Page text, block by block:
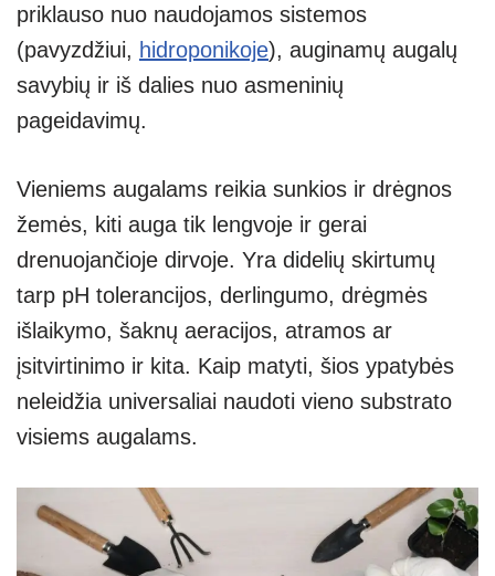
priklauso nuo naudojamos sistemos
(pavyzdžiui, hidroponikoje), auginamų augalų
savybių ir iš dalies nuo asmeninių
pageidavimų.
Vieniems augalams reikia sunkios ir drėgnos
žemės, kiti auga tik lengvoje ir gerai
drenuojančioje dirvoje. Yra didelių skirtumų
tarp pH tolerancijos, derlingumo, drėgmės
išlaikymo, šaknų aeracijos, atramos ar
įsitvirtinimo ir kita. Kaip matyti, šios ypatybės
neleidžia universaliai naudoti vieno substrato
visiems augalams.